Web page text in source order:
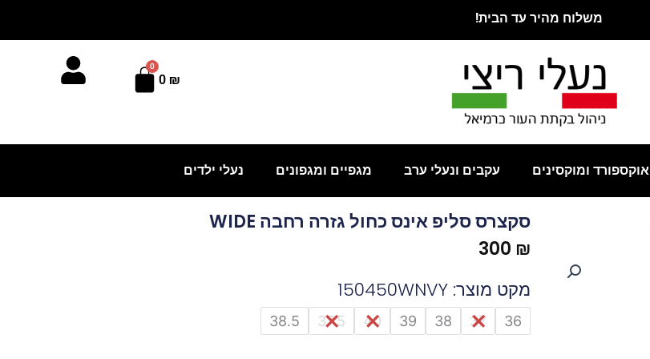
משלוח מהיר עד הבית!
0 ₪
0
עגלת
אוקספורד ומוקסינים עקבים ונעלי ערב מגפיים ומגפונים נעלי ילדים
סקצרס סליפ אינס כחול גזרה רחבה WIDE
300 ₪
מקט מוצר: 150450WNVY
36
37
38
39
40
37.5
38.5
כמות
של